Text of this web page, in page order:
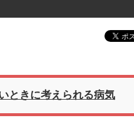
ときに考えられる病気